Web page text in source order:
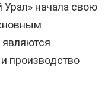
Урал» начала свою
являются
производство